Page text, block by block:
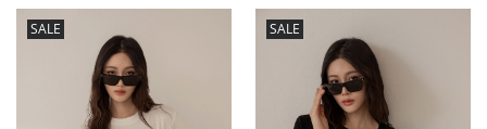
SALE SALE